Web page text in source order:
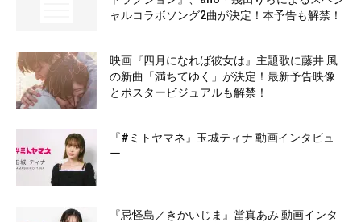
ャルコラボソング2曲が決定！本予告も解禁！
映画『四月になれば彼女は』主題歌に藤井 風
の新曲「満ちてゆく」が決定！最新予告映像
とポスタービジュアルも解禁！
『#ミトヤマネ』玉城ティナ 動画インタビュ
ー
『忌怪島／きかいじま』當真あみ 動画インタ